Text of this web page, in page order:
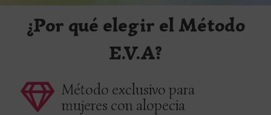
¿Por qué elegir el Método
E.V.A?
Método exclusivo para
mujeres con alopecia